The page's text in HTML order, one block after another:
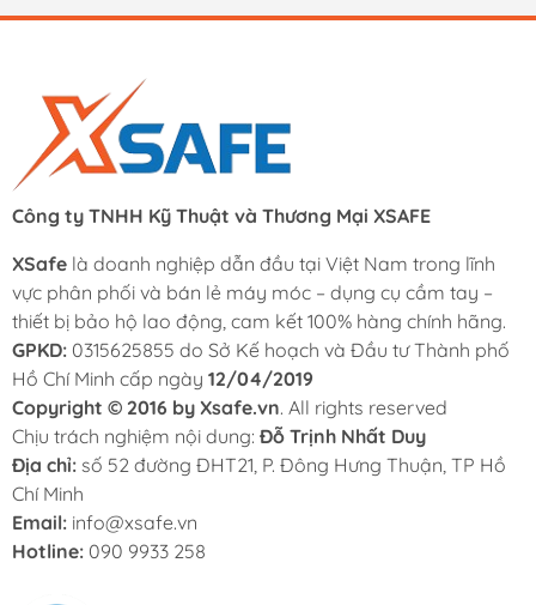
Công ty TNHH Kỹ Thuật và Thương Mại XSAFE
XSafe là doanh nghiệp dẫn đầu tại Việt Nam trong lĩnh
vực phân phối và bán lẻ máy móc – dụng cụ cầm tay –
thiết bị bảo hộ lao động, cam kết 100% hàng chính hãng.
GPKD: 0315625855 do Sở Kế hoạch và Đầu tư Thành phố
Hồ Chí Minh cấp ngày 12/04/2019
Copyright © 2016 by Xsafe.vn. All rights reserved
Chịu trách nghiệm nội dung: Đỗ Trịnh Nhất Duy
Địa chỉ: số 52 đường ĐHT21, P. Đông Hưng Thuận, TP Hồ
Chí Minh
Email: info@xsafe.vn
Hotline: 090 9933 258